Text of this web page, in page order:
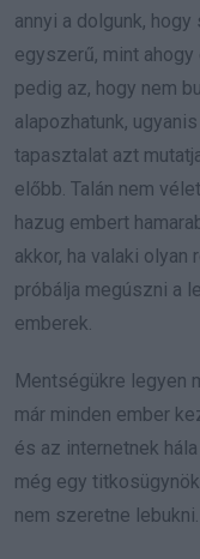
annyi a dolgunk,
egyszerű, mint
pedig az, hogy nem
alapozhatunk,
tapasztalat azt
előbb. Talán nem
hazug embert
akkor, ha valaki olyan
próbálja megúszni a
emberek.
Mentségükre legyen
már minden ember
és az internetnek
még egy
nem szeretne lebukni.